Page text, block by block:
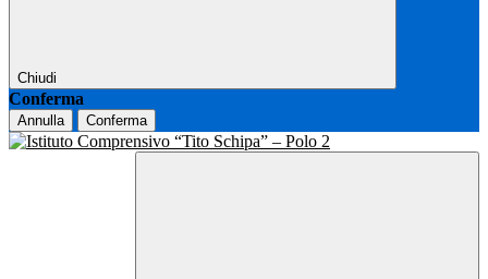
Chiudi
Conferma
Annulla Conferma